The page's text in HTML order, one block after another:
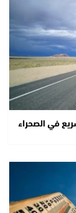
في الصحراء